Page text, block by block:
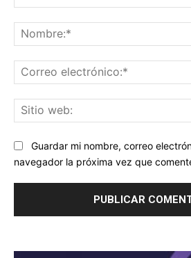
Guardar mi nombre, correo
navegador la próxima vez que